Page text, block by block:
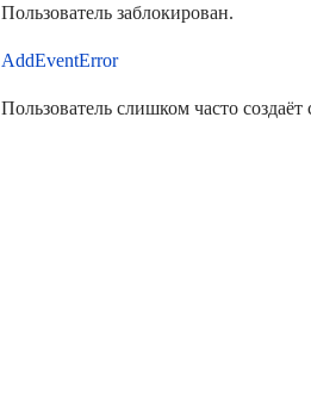
Пользователь заблокирован.
AddEventError
Пользователь слишком часто создаёт